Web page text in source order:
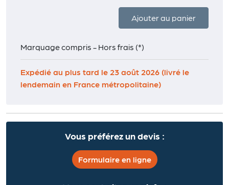
Ajouter au panier
Marquage compris - Hors frais (*)
Expédié au plus tard le 23 août 2026 (livré le
lendemain en France métropolitaine)
Vous préférez un devis :
Formulaire en ligne